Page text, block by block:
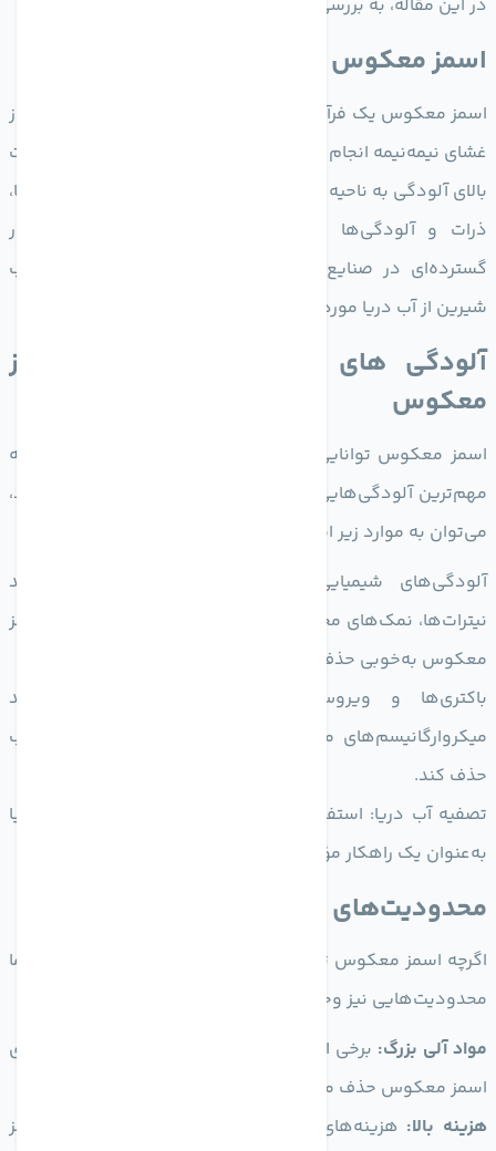
در این مقاله، به بررسی این موضوع می‌پردازیم.
اسمز معکوس چیست؟
اسمز معکوس یک فرآیند جداسازی فیزیکی است که با استفاده از
غشای نیمه‌نیمه انجام می‌شود. در این فرآیند، آب از ناحیه با غلظت
بالای آلودگی به ناحیه با غلظت پایین‌تر حرکت کرده و در این راستا،
ذرات و آلودگی‌ها از آب جدا می‌شوند. این فرآیند به‌طور
گسترده‌ای در صنایع مختلف، از جمله تصفیه آب و تولید آب
شیرین از آب دریا مورد استفاده قرار می‌گیرد.
آلودگی های قابل حذف با روش اسمز
معکوس
اسمز معکوس توانایی بالایی در حذف آلودگی‌ها دارد. از جمله
مهم‌ترین آلودگی‌هایی که این روش می‌تواند آن‌ها را حذف کند،
می‌توان به موارد زیر اشاره کرد:
آلودگی‌های شیمیایی: بسیاری از ترکیبات شیمیایی مانند
نیترات‌ها، نمک‌های محلول، و فلزات سنگین از طریق فرآیند اسمز
معکوس به‌خوبی حذف می‌شوند.
باکتری‌ها و ویروس‌ها: این فناوری همچنین می‌تواند
میکروارگانیسم‌های مضر مانند باکتری‌ها و ویروس‌ها را از آب
حذف کند.
تصفیه آب دریا: استفاده از اسمز معکوس برای تصفیه آب دریا
به‌عنوان یک راهکار مؤثر شناخته شده است.
محدودیت‌های اسمز معکوس
اگرچه اسمز معکوس توا نایی بالایی در حذف آلودگی‌ها دارد، اما
محدودیت‌هایی نیز وجود دارد که باید به آن‌ها توجه کرد:
مواد آلی بزرگ: برخی از ترکیبات آلی بزرگ به‌سختی از طریق غشای
اسمز معکوس حذف می‌شوند.
هزینه بالا: هزینه‌های سرمایه‌گذاری و نگهداری تجهیزات اسمز